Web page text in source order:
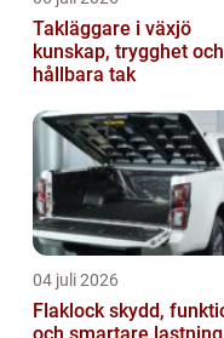
Takläggare i växjö
kunskap, trygghet och
hållbara tak
04 juli 2026
Flaklock skydd, funktion